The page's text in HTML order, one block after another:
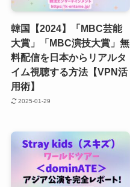
韓国【2024】「MBC芸能
大賞」「MBC演技大賞」無
料配信を日本からリアルタ
イム視聴する方法【VPN活
用術】
2025-01-29